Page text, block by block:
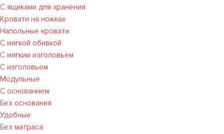
С ящиками для хранения
Кровати на ножках
Напольные кровати
С мягкой обивкой
С мягким изголовьем
С изголовьем
Модульные
С основанием
Без основания
Удобные
Без матраса